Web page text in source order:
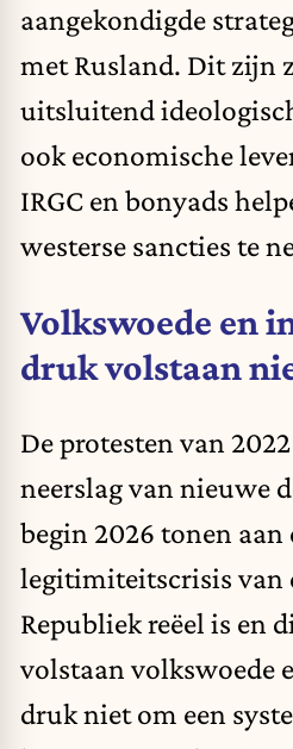
aangekondigde
met Rusland. Dit zijn
uitsluitend
ook economische
IRGC en bonyads
westerse sancties te
Volkswoede en
druk volstaan
De protesten van
neerslag van nieuwe
begin 2026 tonen aan
legitimiteitscrisis van
Republiek reëel is en
volstaan volkswoede
druk niet om een